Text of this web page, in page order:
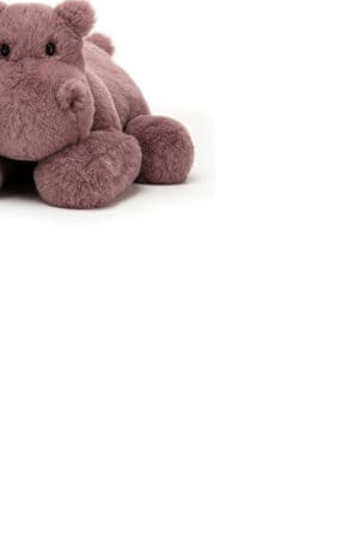
dla dzieci
dla dzieci to takie, które
dziecka, dają mu
stawiają mu
które nie tylko
i rozwijają. Zabawki
stymulują umiejętności
takich jak
dziecka,
do eksperymentowania,
i wyrażania siebie.
dla małych dzieci mogą
w zależności od wieku i
Można znaleźć na
z dźwiękami,
które pobudzają zmysły
znaleźć też
podstawowych pojęć
Można